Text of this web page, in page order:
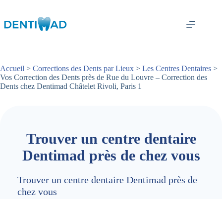
contenu
Accueil > Corrections des Dents par Lieux > Les Centres Dentaires >
Vos Correction des Dents près de Rue du Louvre – Correction des
Dents chez Dentimad Châtelet Rivoli, Paris 1
Trouver un centre dentaire
Dentimad près de chez vous
Trouver un centre dentaire Dentimad près de
chez vous